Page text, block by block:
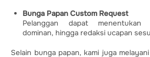
Bunga Papan Custom Request
Pelanggan dapat
dominan, hingga redaksi ucapan
Selain bunga papan, kami juga